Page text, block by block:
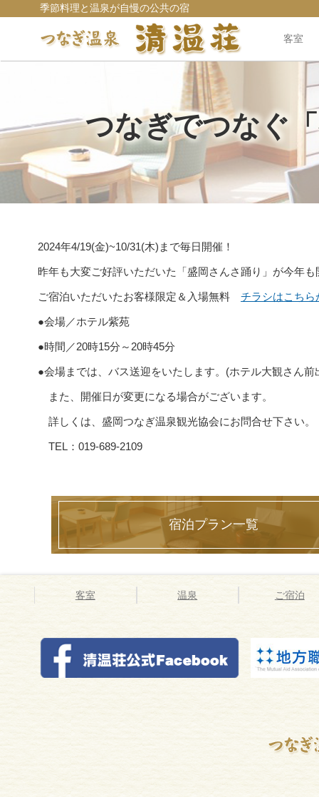
季節料理と温泉が自慢の公共の宿
客室
つなぎでつなぐ
2024年4/19(金)~10/31(木)まで毎日開催！
昨年も大変ご好評いただいた「盛岡さんさ踊り」が今年も
ご宿泊いただいたお客様限定＆入場無料 チラシはこちら
●会場／ホテル紫苑
●時間／20時15分～20時45分
●会場までは、バス送迎をいたします。(ホテル大観さん前
また、開催日が変更になる場合がございます。
詳しくは、盛岡つなぎ温泉観光協会にお問合せ下さい。
TEL：019-689-2109
宿泊プラン一覧
客室 温泉 ご宿泊